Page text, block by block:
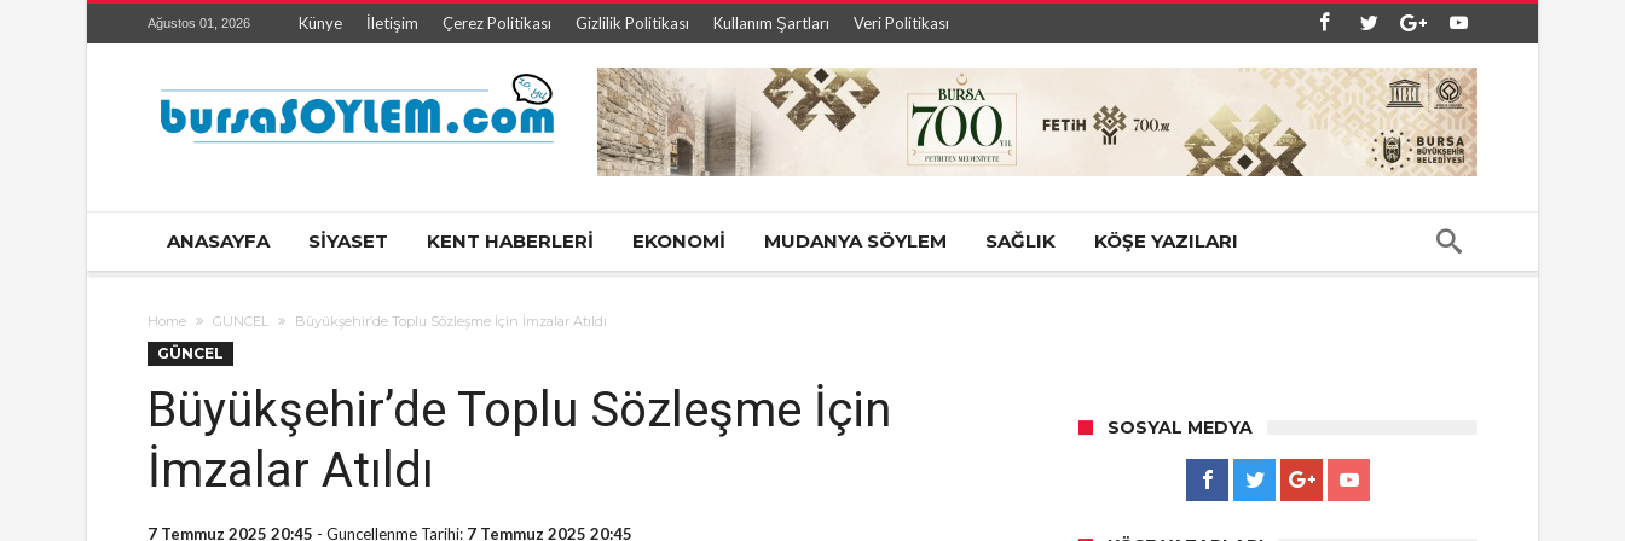
Ağustos 01, 2026 Künye İletişim Çerez Politikası Gizlilik Politikası Kullanım Şartları Veri Politikası
ANASAYFA SİYASET KENT HABERLERİ EKONOMİ MUDANYA SÖYLEM SAĞLIK KÖŞE YAZILARI
Home GÜNCEL Büyükşehir’de Toplu Sözleşme İçin İmzalar Atıldı
GÜNCEL
Büyükşehir’de Toplu Sözleşme İçin
İmzalar Atıldı
7 Temmuz 2025 20:45 - Guncellenme Tarihi: 7 Temmuz 2025 20:45
SOSYAL MEDYA